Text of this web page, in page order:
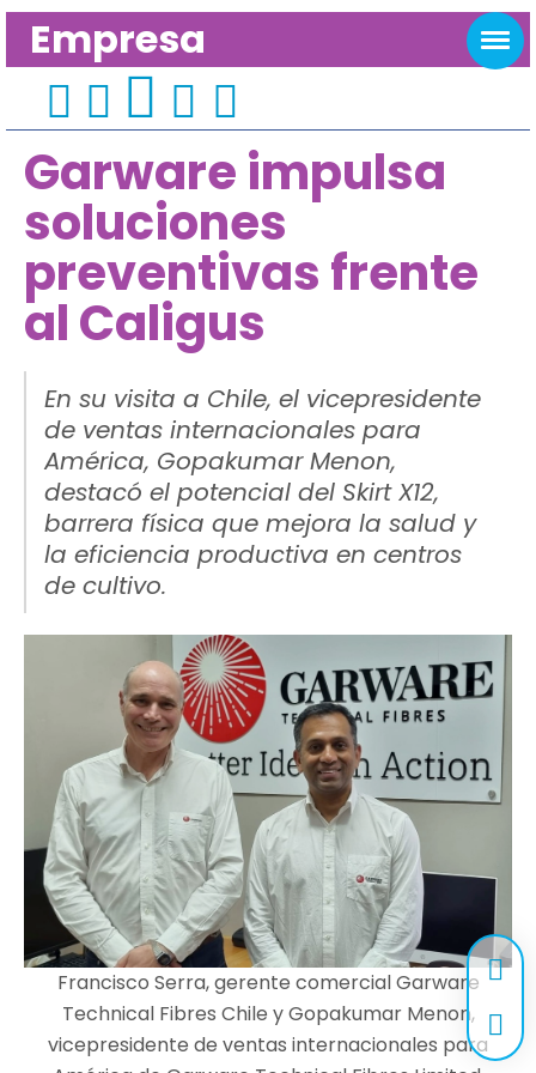
Empresa
Garware impulsa
soluciones
preventivas frente
al Caligus
En su visita a Chile, el vicepresidente
de ventas internacionales para
América, Gopakumar Menon,
destacó el potencial del Skirt X12,
barrera física que mejora la salud y
la eficiencia productiva en centros
de cultivo.
Francisco Serra, gerente comercial Garware
Technical Fibres Chile y Gopakumar Menon,
vicepresidente de ventas internacionales para